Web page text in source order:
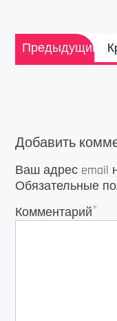
Навигация
по
записям
Предыдущий
Добавить
Ваш адрес email
Обязательные
Комментарий*